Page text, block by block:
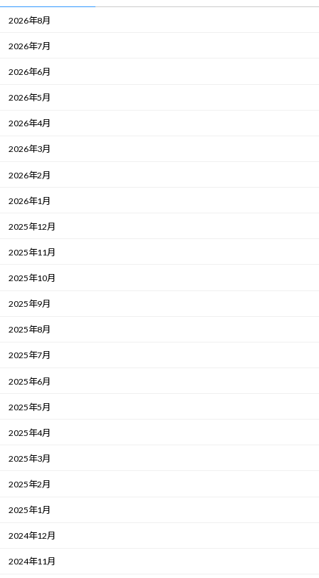
2026年8月
2026年7月
2026年6月
2026年5月
2026年4月
2026年3月
2026年2月
2026年1月
2025年12月
2025年11月
2025年10月
2025年9月
2025年8月
2025年7月
2025年6月
2025年5月
2025年4月
2025年3月
2025年2月
2025年1月
2024年12月
2024年11月